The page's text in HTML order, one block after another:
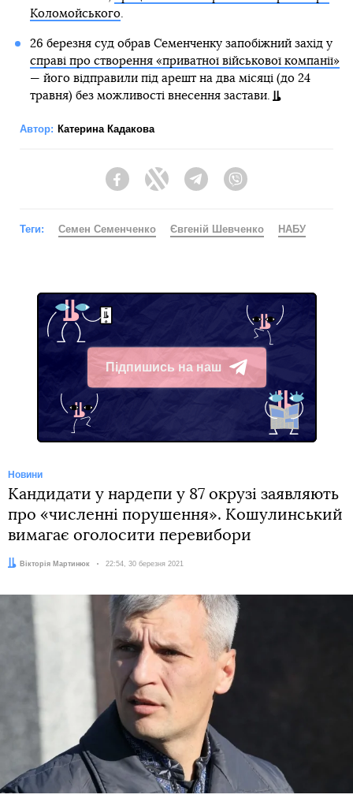
Коломойського.
26 березня суд обрав Семенченку запобіжний захід у
справі про створення «приватної військової компанії»
— його відправили під арешт на два місяці (до 24
травня) без можливості внесення застави.
Автор: Катерина Кадакова
FacebookTwitter Telegram
Теги: Семен Семенченко Євгеній Шевченко НАБУ
Підпишись на наш
Telegram
Новини
Кандидати у нардепи у 87 окрузі заявляють
про «численні порушення». Кошулинський
вимагає оголосити перевибори
Автор:Вікторія Мартинюк Дата:
22:54, 30 березня 2021